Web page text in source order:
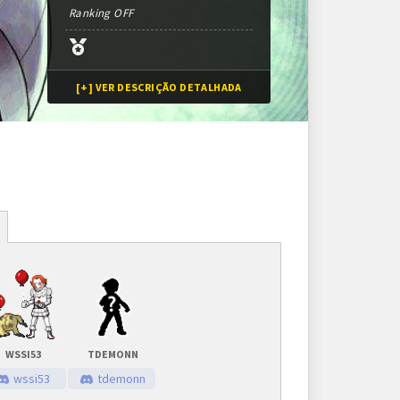
Ranking OFF
[+] VER DESCRIÇÃO DETALHADA
8 vagas
Inscrições encerradas
WSSI53
wssi53
TDEMONN
tdemonn